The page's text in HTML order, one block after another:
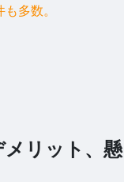
多数。
リット、懸